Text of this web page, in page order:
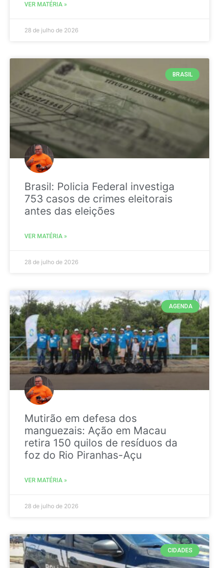
VER MATÉRIA »
28 de julho de 2026
BRASIL
Brasil: Policia Federal investiga
753 casos de crimes eleitorais
antes das eleições
VER MATÉRIA »
28 de julho de 2026
AGENDA
Mutirão em defesa dos
manguezais: Ação em Macau
retira 150 quilos de resíduos da
foz do Rio Piranhas-Açu
VER MATÉRIA »
28 de julho de 2026
CIDADES